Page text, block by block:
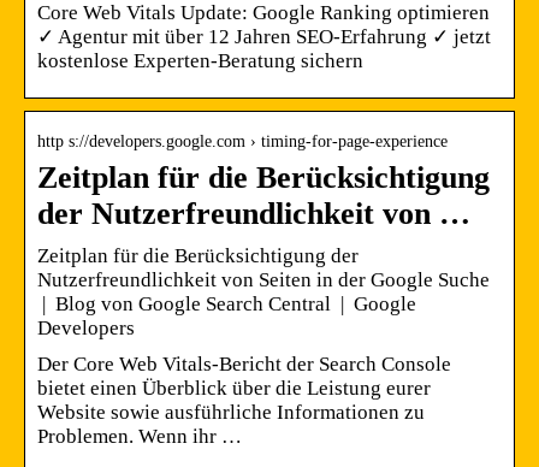
Core Web Vitals Update: Google Ranking optimieren
✓ Agentur mit über 12 Jahren SEO-Erfahrung ✓ jetzt
kostenlose Experten-Beratung sichern
http s://developers.google.com › timing-for-page-experience
Zeitplan für die Berücksichtigung
der Nutzerfreundlichkeit von …
Zeitplan für die Berücksichtigung der
Nutzerfreundlichkeit von Seiten in der Google Suche
| Blog von Google Search Central | Google
Developers
Der Core Web Vitals-Bericht der Search Console
bietet einen Überblick über die Leistung eurer
Website sowie ausführliche Informationen zu
Problemen. Wenn ihr …